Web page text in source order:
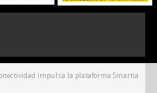
impulsa la plataforma Smartia